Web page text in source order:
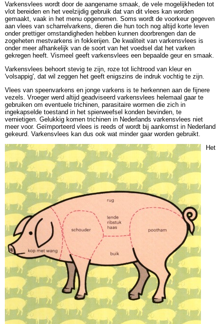
Varkensvlees wordt door de aangename smaak, de vele mogelijkheden tot
vlot bereiden en het veelzijdig gebruik dat van dit vlees kan worden
gemaakt, vaak in het menu opgenomen. Soms wordt de voorkeur gegeven
aan vlees van scharrelvarkens, dieren die hun toch nog altijd korte leven
onder prettiger omstandigheden hebben kunnen doorbrengen dan de
zogeheten mestvarkens in fokkerijen. De kwaliteit van varkensvlees is
onder meer afhankelijk van de soort van het voedsel dat het varken
gekregen heeft. Vismeel geeft varkensvlees een bepaalde geur en smaak.
Varkensvlees behoort stevig te zijn, roze tot lichtrood van kleur en
'volsappig', dat wil zeggen het geeft enigszins de indruk vochtig te zijn.
Vlees van speenvarkens en jonge varkens is te herkennen aan de fijnere
vezels. Vroeger werd altijd geadviseerd varkensvlees helemaal gaar te
gebruiken om eventuele trichinen, parasitaire wormen die zich in
ingekapselde toestand in het spierweefsel konden bevinden, te
vernietigen. Gelukkig komen trichinen in Nederlands varkensvlees niet
meer voor. Geïmporteerd vlees is reeds of wordt bij aankomst in Nederland
gekeurd. Varkensvlees kan dus ook wat minder gaar worden gebruikt.
Het